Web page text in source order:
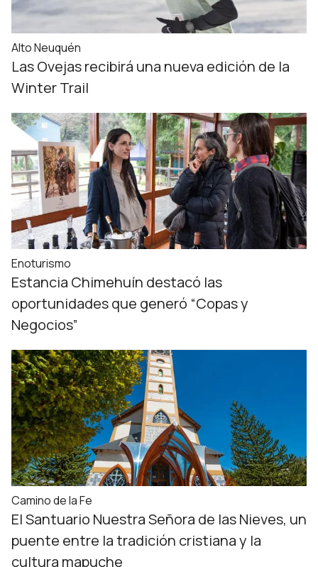
Alto Neuquén
Las Ovejas recibirá una nueva edición de la
Winter Trail
Enoturismo
Estancia Chimehuín destacó las
oportunidades que generó “Copas y
Negocios”
Camino de la Fe
El Santuario Nuestra Señora de las Nieves, un
puente entre la tradición cristiana y la
cultura mapuche